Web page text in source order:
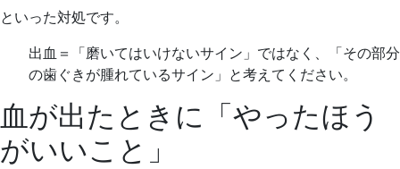
といった対処です。
出血＝「磨いてはいけないサイン」ではなく、「その部分
の歯ぐきが腫れているサイン」と考えてください。
血が出たときに「やったほう
がいいこと」